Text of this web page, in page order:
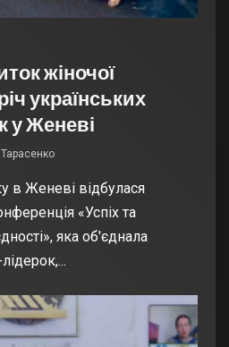
жіночої
українських
у Женеві
в Женеві відбулася
«Успіх та
яка об'єднала